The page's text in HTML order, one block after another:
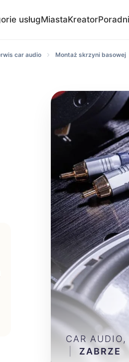
usługMiastaKreator
car audio Montaż skrzyni basowej
CAR
ZABRZE